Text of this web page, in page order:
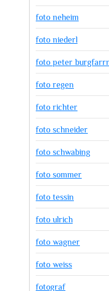
foto neheim
foto niederl
foto peter
foto regen
foto richter
foto schneider
foto schwabing
foto sommer
foto tessin
foto ulrich
foto wagner
foto weiss
fotograf